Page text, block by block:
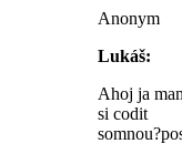
Anonym
Lukáš:
Ahoj ja
si codit